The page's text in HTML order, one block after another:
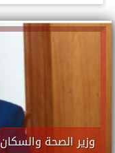
وزير الصحة والسكان